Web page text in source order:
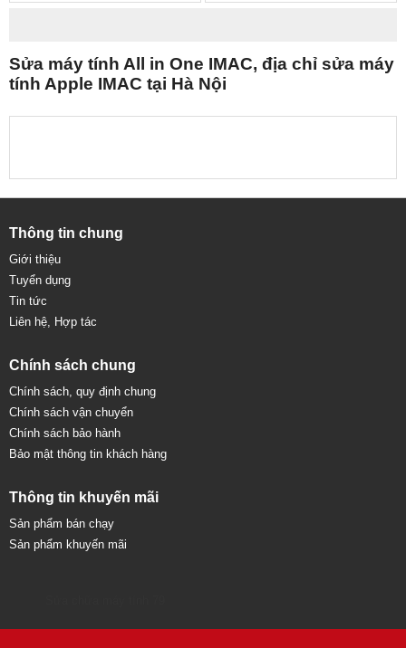
Sửa máy tính All in One IMAC, địa chỉ sửa máy
tính Apple IMAC tại Hà Nội
Thông tin chung
Giới thiệu
Tuyển dụng
Tin tức
Liên hệ, Hợp tác
Chính sách chung
Chính sách, quy định chung
Chính sách vận chuyển
Chính sách bảo hành
Bảo mật thông tin khách hàng
Thông tin khuyến mãi
Sản phẩm bán chạy
Sản phẩm khuyến mãi